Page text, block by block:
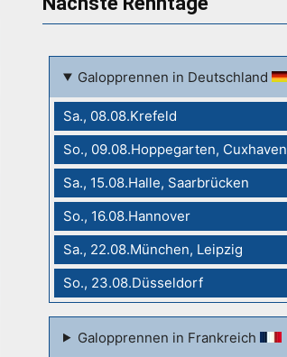
Galopprennen in Deutschland
Sa., 08.08.Krefeld
So., 09.08.Hoppegarten, Cuxhaven
Sa., 15.08.Halle, Saarbrücken
So., 16.08.Hannover
Sa., 22.08.München, Leipzig
So., 23.08.Düsseldorf
Galopprennen in Frankreich